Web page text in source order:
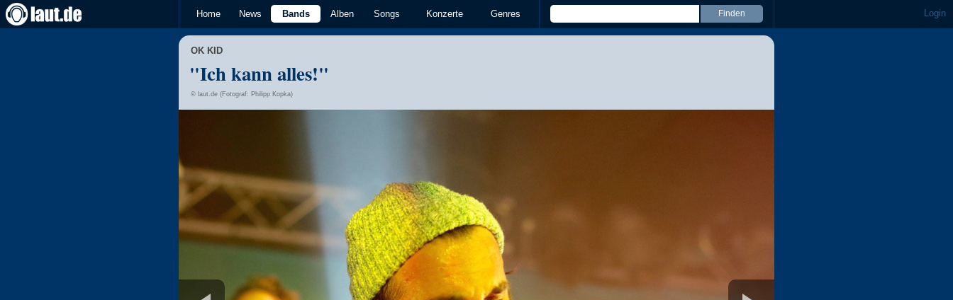
Home News Bands Alben Songs Konzerte Genres Login
OK KID
"Ich kann alles!"
© laut.de (Fotograf: Philipp Kopka)